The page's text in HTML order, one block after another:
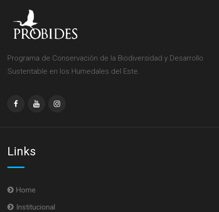
Programa de Conservación de la Biodiversidad y Desarrollo
Sustentable en los Humedales del Este.
Links
Home
Institucional